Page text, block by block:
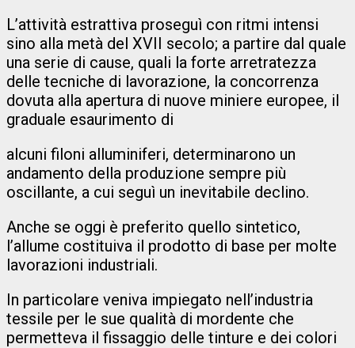
L’attività estrattiva proseguì con ritmi intensi
sino alla metà del XVII secolo; a partire dal quale
una serie di cause, quali la forte arretratezza
delle tecniche di lavorazione, la concorrenza
dovuta alla apertura di nuove miniere europee, il
graduale esaurimento di
alcuni filoni alluminiferi, determinarono un
andamento della produzione sempre più
oscillante, a cui seguì un inevitabile declino.
Anche se oggi è preferito quello sintetico,
l’allume costituiva il prodotto di base per molte
lavorazioni industriali.
In particolare veniva impiegato nell’industria
tessile per le sue qualità di mordente che
permetteva il fissaggio delle tinture e dei colori